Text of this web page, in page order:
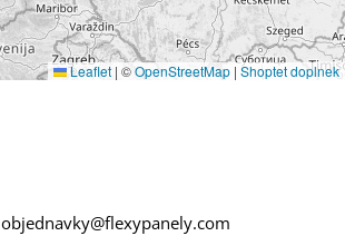
Leaflet | ©OpenStreetMap | Shoptet doplnek
objednavky@flexypanely.com